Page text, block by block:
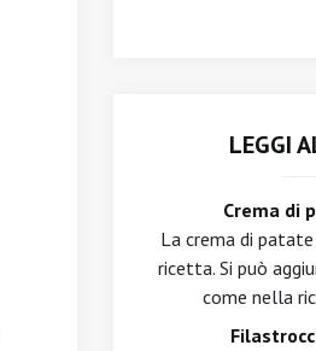
LEGGI
Crema di
La crema di
ricetta. Si può
come nella